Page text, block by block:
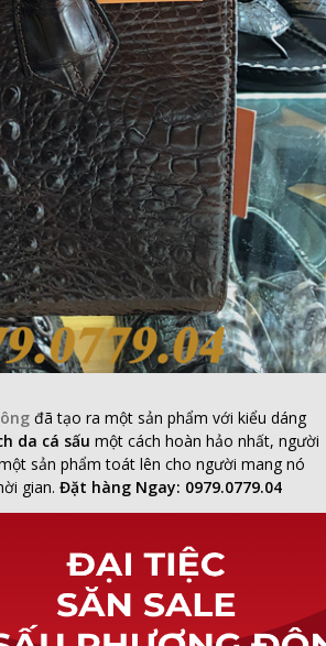
đã tạo ra một sản phẩm với kiểu dáng
da cá sấu một cách hoàn hảo nhất, người
sản phẩm toát lên cho người mang nó
gian. Đặt hàng Ngay: 0979.0779.04
móc khóa cá sấu
khoá bên trong). Khóa bên ngoài cao cấp